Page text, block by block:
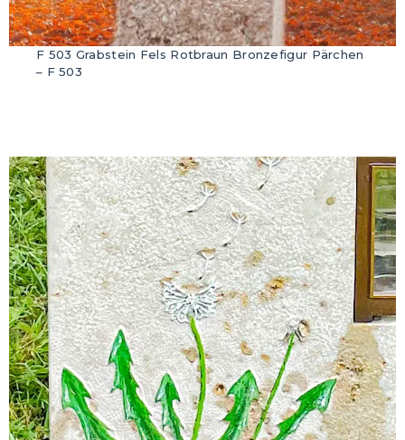
F 503 Grabstein Fels Rotbraun Bronzefigur Pärchen
– F 503